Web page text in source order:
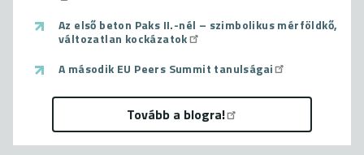
Az első beton Paks II.-nél – szimbolikus mérföldkő,
változatlan kockázatok
A második EU Peers Summit tanulságai
Tovább a blogra!